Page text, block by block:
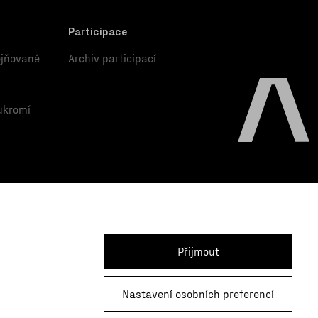
Participace
Archiv participací
Přijmout
Nastavení osobních preferencí